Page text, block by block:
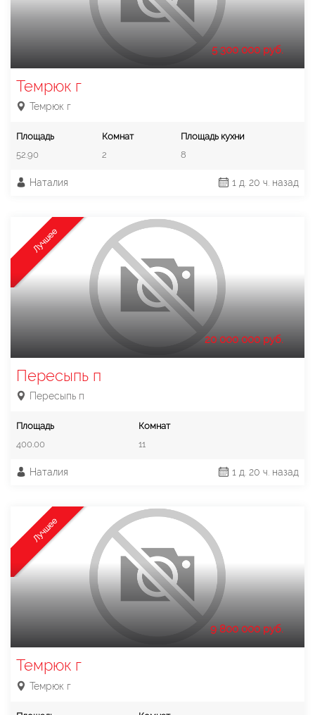
5 300 000 руб.
Темрюк г
Темрюк г
Площадь
52.90
Комнат
2
Площадь кухни
8
Наталия 1 д. 20 ч. назад
Лучшее
20 000 000 руб.
Пересыпь п
Пересыпь п
Площадь
400.00
Комнат
11
Наталия 1 д. 20 ч. назад
Лучшее
9 800 000 руб.
Темрюк г
Темрюк г